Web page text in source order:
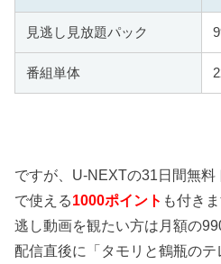
見逃し見放題パック
番組単体
ですが、U-NEXTの31日間無
で使える1000ポイント も付き
逃し動画を観たい方は月額の
配信直後に「タモリと鶴瓶の